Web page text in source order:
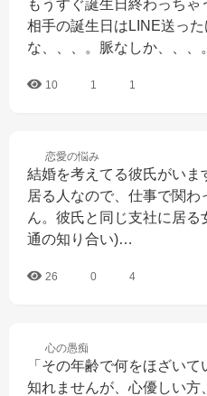
もうすぐ誕生日終わっちゃ
相手の誕生日はLINE送っ
な、、、。脈なしか、、、。
10 1 1
恋愛の悩み
結婚を考えてる彼氏がいま
居る人なので、仕事で関
ん。彼氏と同じ支社に居
通の知り合い)…
26 0 4
心の愚痴
「その年齢で何をほざい
知れませんが、心優しい